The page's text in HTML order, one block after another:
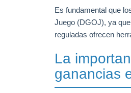
Es fundamental que
Juego (DGOJ), ya
reguladas ofrecen
La
ganancias